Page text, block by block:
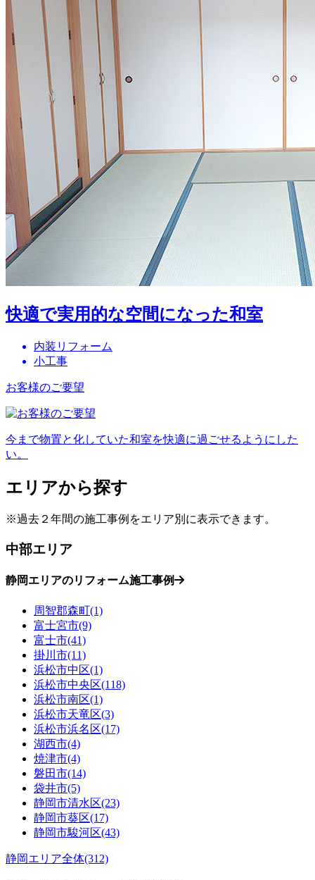
快適で実用的な空間になった和室
内装リフォーム
小工事
お客様のご要望
今まで物置と化していた和室を快適に過ごせるようにした
い。
エリアから探す
※過去２年間の施工事例をエリア別に表示できます。
中部エリア
静岡エリアのリフォーム施工事例
周智郡森町(1)
富士宮市(9)
富士市(41)
掛川市(11)
浜松市中区(1)
浜松市中央区(118)
浜松市南区(1)
浜松市天竜区(3)
浜松市浜名区(17)
湖西市(4)
焼津市(4)
磐田市(14)
袋井市(5)
静岡市清水区(23)
静岡市葵区(17)
静岡市駿河区(43)
静岡エリア全体(312)